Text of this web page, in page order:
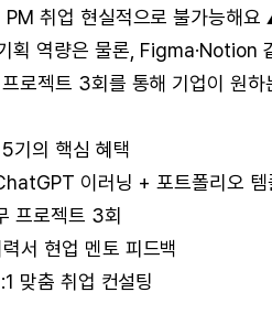
취업 현실적으로 불가능해
획 역량은 물론,
로젝트 3회를 통해 기업이 원하
기의 핵심 혜택
이러닝 + 포트폴리오
프로젝트 3회
서 현업 멘토 피드백
맞춤 취업 컨설팅